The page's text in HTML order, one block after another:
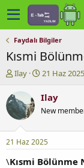
Faydalı Bilgiler
Kısmi
K
n
u
y
b
a
ş
Ilay
B
ş
a
g
ı
ç
21 Haz 2025
Ilay
New
21 Haz 2025
\Kısmi Bölünme